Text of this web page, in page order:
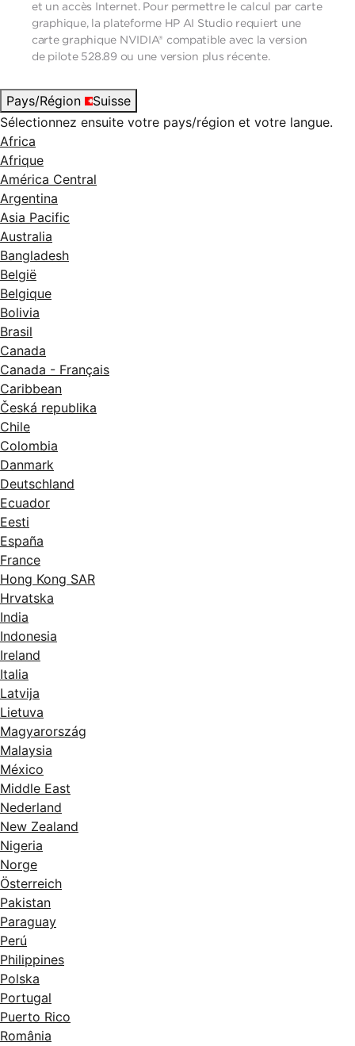
et un accès Internet. Pour permettre le calcul par carte
graphique, la plateforme HP AI Studio requiert une
carte graphique NVIDIA® compatible avec la version
de pilote 528.89 ou une version plus récente.
Pays/Région
Suisse
Sélectionnez ensuite votre pays/région et votre langue.
Africa
Afrique
América Central
Argentina
Asia Pacific
Australia
Bangladesh
België
Belgique
Bolivia
Brasil
Canada
Canada - Français
Caribbean
Česká republika
Chile
Colombia
Danmark
Deutschland
Ecuador
Eesti
España
France
Hong Kong SAR
Hrvatska
India
Indonesia
Ireland
Italia
Latvija
Lietuva
Magyarország
Malaysia
México
Middle East
Nederland
New Zealand
Nigeria
Norge
Österreich
Pakistan
Paraguay
Perú
Philippines
Polska
Portugal
Puerto Rico
România